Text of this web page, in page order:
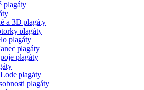
plagáty
a 3D plagáty
plagáty
plagáty
plagáty
plagáty
plagáty
plagáty